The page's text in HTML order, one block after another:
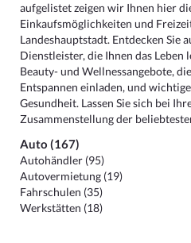
aufgelistet zeigen wir Ihnen hier
Einkaufsmöglichkeiten und
Landeshauptstadt. Entdecken Sie
Dienstleister, die Ihnen das Leben
Beauty- und Wellnessangebote,
Entspannen einladen, und
Gesundheit. Lassen Sie sich bei
Zusammenstellung der
Auto (167)
Autohändler (95)
Autovermietung (19)
Fahrschulen (35)
Werkstätten (18)